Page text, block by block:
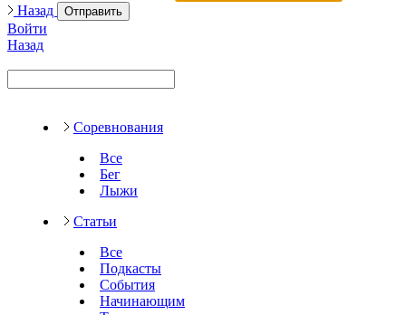
Назад
Отправить
Войти
Назад
Соревнования
Все
Бег
Лыжи
Статьи
Все
Подкасты
События
Начинающим